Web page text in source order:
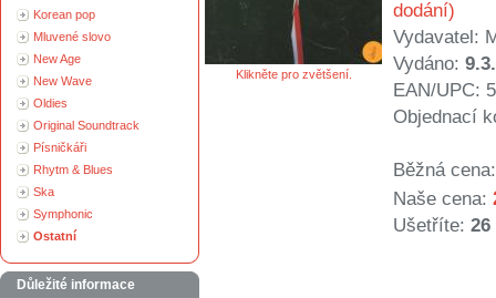
Korean pop
Mluvené slovo
New Age
New Wave
Oldies
Original Soundtrack
Písničkáři
Rhytm & Blues
Ska
Symphonic
Ostatní
Důležité informace
Klikněte pro zvětšení.
dodání)
Vydavatel:
Vydáno:
EAN/UPC:
Objednací
Běžná cena:
Naše cena:
Ušetříte: 26